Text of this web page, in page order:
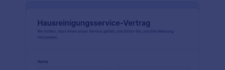
Schriftarten an Ihr Branding anpassen, Bilder von
sich oder Ihren Mitarbeitern einfügen oder einfach
Jotform Report-Generator und Jotform Tabellen,